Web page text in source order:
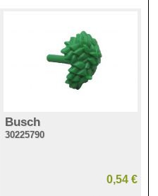
Busch
30225790
0,54 €